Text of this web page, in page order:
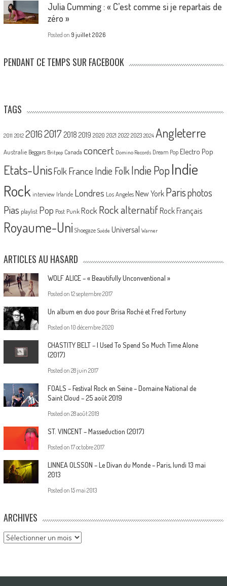
Julia Cumming : « C’est comme si je repartais de
zéro »
Posted on 9 juillet 2026
PENDANT CE TEMPS SUR FACEBOOK
TAGS
2011 2012 20162017 2018 2019 2020 2021 2022 2023 2024 Angleterre
Australie Beggars Britpop Canada concert Domino Records Dream Pop Electro Pop
Etats-UnisFolk France Indie Folk Indie PopIndie
Rock interview Irlande Londres Los Angeles New York Parisphotos
Pias playlist Pop Post Punk Rock Rock alternatif Rock Français
Royaume-Uni Shoegaze Suède Universal Warner
ARTICLES AU HASARD
WOLF ALICE – « Beautifully Unconventional »
Posted on 12 septembre 2017
Un album en duo pour Brisa Roché et Fred Fortuny
Posted on 10 décembre 2020
CHASTITY BELT – I Used To Spend So Much Time Alone
(2017)
Posted on 28 juin 2017
FOALS – Festival Rock en Seine – Domaine National de
Saint Cloud – 25 août 2019
Posted on 28 août 2019
ST. VINCENT – Masseduction (2017)
Posted on 17 octobre 2017
LINNEA OLSSON – Le Divan du Monde – Paris, lundi 13 mai
2013
Posted on 15 mai 2013
ARCHIVES
Archives